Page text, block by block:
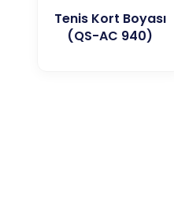
Tenis Kort Boyası
(QS-AC 940)